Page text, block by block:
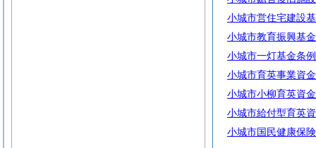
小城市営住宅建設
小城市教育振興基
小城市一灯基金条例
小城市育英事業資
小城市小柳育英資
小城市給付型育英
小城市国民健康保